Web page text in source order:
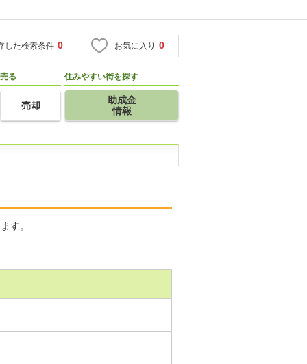
した検索条件 0 お気に入り 0
売る
売却
住みやすい街を探す
助成金
情報
す。